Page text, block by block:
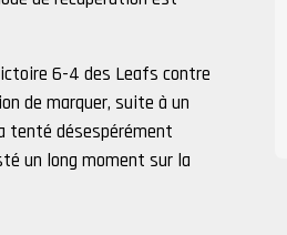
6-4 des Leafs contre
de marquer, suite à un
tenté désespérément
un long moment sur la